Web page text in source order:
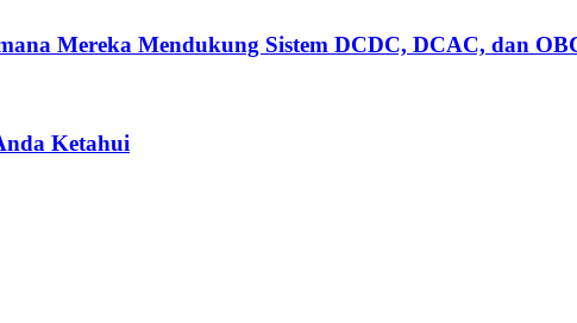
Mereka Mendukung Sistem DCDC, DCAC, dan
Ketahui